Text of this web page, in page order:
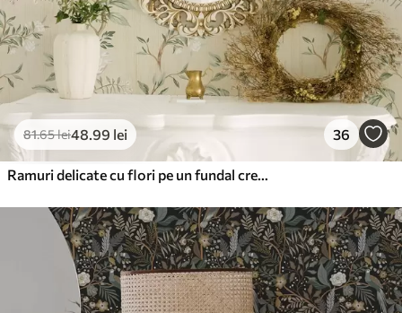
81.65lei48.99 lei 36
Ramuri delicate cu flori pe un fundal crem cald